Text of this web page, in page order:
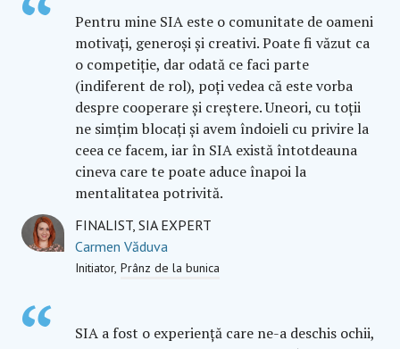
Pentru mine SIA este o comunitate de oameni
motivați, generoși și creativi. Poate fi văzut ca
o competiție, dar odată ce faci parte
(indiferent de rol), poți vedea că este vorba
despre cooperare și creștere. Uneori, cu toții
ne simțim blocați și avem îndoieli cu privire la
ceea ce facem, iar în SIA există întotdeauna
cineva care te poate aduce înapoi la
mentalitatea potrivită.
FINALIST, SIA EXPERT
Carmen Văduva
Initiator Prânz de la bunica
SIA a fost o experiență care ne-a deschis ochii,